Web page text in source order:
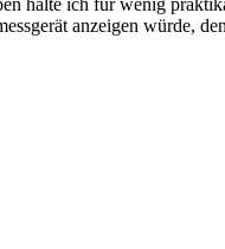
halte ich für wenig
anzeigen würde,